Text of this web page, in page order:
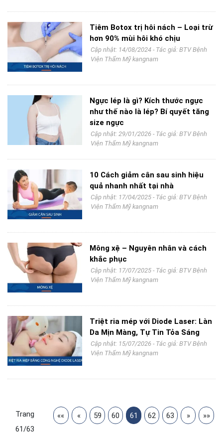
Tiêm Botox trị hôi nách – Loại trừ
hơn 90% mùi hôi khó chịu
Cập nhật: 14/08/2024 - Tác giả: BTV Bệnh
Viện Thẩm Mỹ kangnam
Ngực lép là gì? Kích thước ngực
như thế nào là lép? Bí quyết tăng
size ngực
Cập nhật: 29/01/2026 - Tác giả: BTV Bệnh
Viện Thẩm Mỹ kangnam
10 Cách giảm cân sau sinh hiệu
quả nhanh nhất tại nhà
Cập nhật: 17/04/2025 - Tác giả: BTV Bệnh
Viện Thẩm Mỹ kangnam
Mông xệ – Nguyên nhân và cách
khắc phục
Cập nhật: 17/07/2025 - Tác giả: BTV Bệnh
Viện Thẩm Mỹ kangnam
Triệt ria mép với Diode Laser: Làn
Da Mịn Màng, Tự Tin Tỏa Sáng
Cập nhật: 15/07/2026 - Tác giả: BTV Bệnh
Viện Thẩm Mỹ kangnam
Trang
61/63
«« « 59 60 61 62 63 » »»